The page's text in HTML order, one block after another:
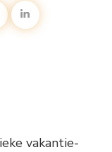
vakantie-